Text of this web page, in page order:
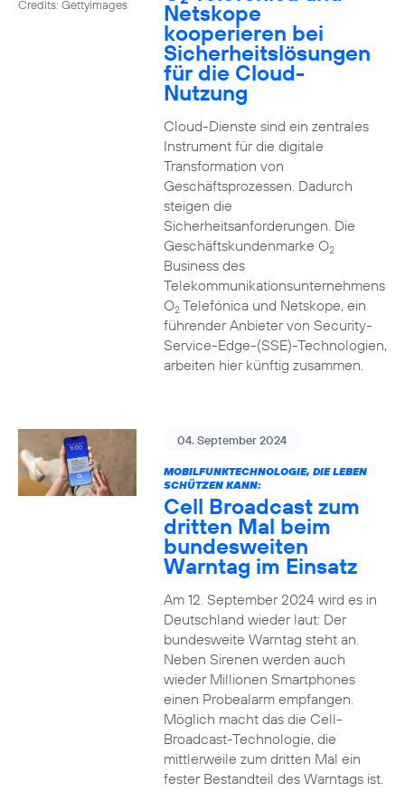
Credits: Gettyimages Netskope
kooperieren bei
Sicherheitslösungen
für die Cloud-
Nutzung
Cloud-Dienste sind ein zentrales
Instrument für die digitale
Transformation von
Geschäftsprozessen. Dadurch
steigen die
Sicherheitsanforderungen. Die
Geschäftskundenmarke O2
Business des
Telekommunikationsunternehmens
O2Telefónica und Netskope, ein
führender Anbieter von Security-
Service-Edge-(SSE)-Technologien,
arbeiten hier künftig zusammen.
04. September 2024
MOBILFUNKTECHNOLOGIE, DIE LEBEN
SCHÜTZEN KANN:
Cell Broadcast zum
dritten Mal beim
bundesweiten
Warntag im Einsatz
Am 12. September 2024 wird es in
Deutschland wieder laut: Der
bundesweite Warntag steht an.
Neben Sirenen werden auch
wieder Millionen Smartphones
einen Probealarm empfangen.
Möglich macht das die Cell-
Broadcast-Technologie, die
mittlerweile zum dritten Mal ein
fester Bestandteil des Warntags ist.